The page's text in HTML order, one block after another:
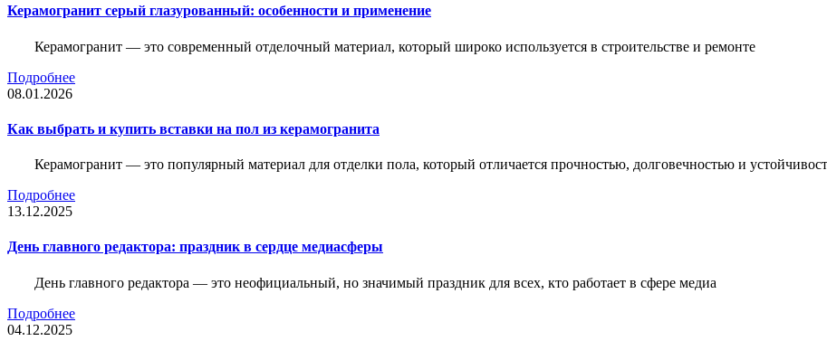
Керамогранит серый глазурованный: особенности и применение
Керамогранит — это современный отделочный материал, который широко используется в строительстве и ремонте
Подробнее
08.01.2026
Как выбрать и купить вставки на пол из керамогранита
Керамогранит — это популярный материал для отделки пола, который отличается прочностью, долговечностью и
Подробнее
13.12.2025
День главного редактора: праздник в сердце медиасферы
День главного редактора — это неофициальный, но значимый праздник для всех, кто работает в сфере медиа
Подробнее
04.12.2025